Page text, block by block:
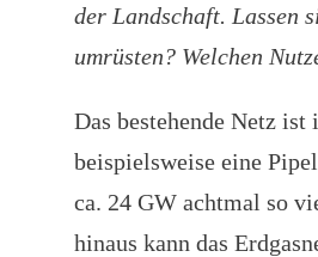
der Landschaft. Lassen
umrüsten? Welchen
Das bestehende Netz
beispielsweise eine
ca. 24 GW achtmal so
hinaus kann das